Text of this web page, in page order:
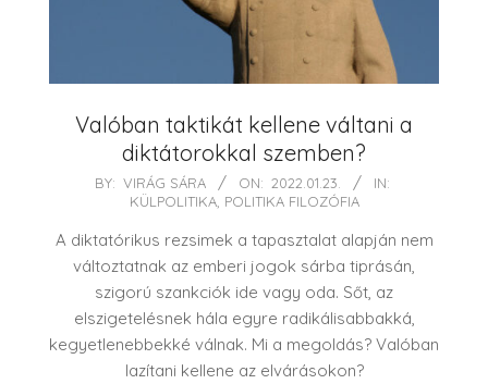
Valóban taktikát kellene váltani a
diktátorokkal szemben?
23
BY: VIRÁG SÁRA ON: 2022.01.23.
IN:
KÜLPOLITIKA, POLITIKA FILOZÓFIA
A diktatórikus rezsimek a tapasztalat alapján nem
változtatnak az emberi jogok sárba tiprásán,
szigorú szankciók ide vagy oda. Sőt, az
elszigetelésnek hála egyre radikálisabbakká,
kegyetlenebbekké válnak. Mi a megoldás? Valóban
lazítani kellene az elvárásokon?